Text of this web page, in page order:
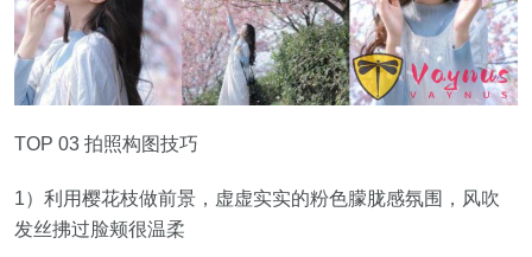
TOP 03 拍照构图技巧
1）利用樱花枝做前景，虚虚实实的粉色朦胧感氛围，风吹
发丝拂过脸颊很温柔